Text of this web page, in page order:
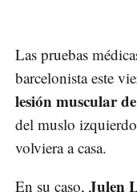
Las pruebas
barcelonista este
lesión muscular
del muslo
volviera a casa.
En su caso, Julen